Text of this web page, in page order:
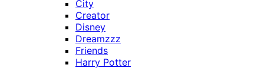
City
Creator
Disney
Dreamzzz
Friends
Harry Potter